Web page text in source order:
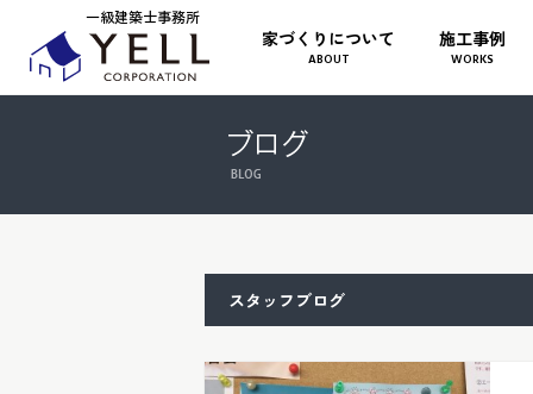
一級建築士事務所
家づくりについて
ABOUT
施工事例
WORKS
スタッフブログ